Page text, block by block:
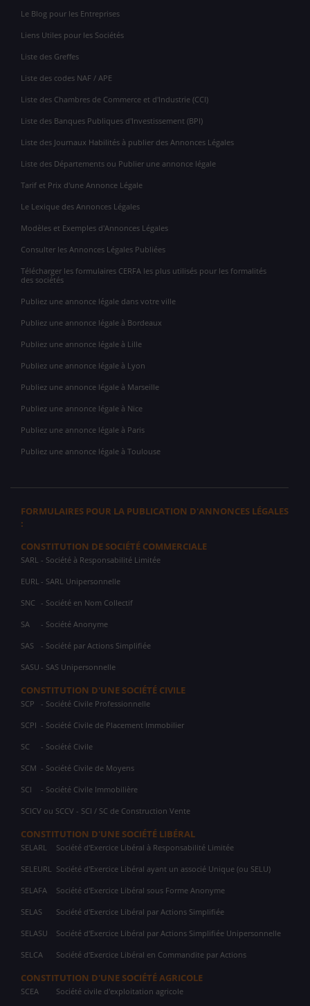
Le Blog pour les Entreprises
Liens Utiles pour les Sociétés
Liste des Greffes
Liste des codes NAF / APE
Liste des Chambres de Commerce et d'Industrie (CCI)
Liste des Banques Publiques d'Investissement (BPI)
Liste des Journaux Habilités à publier des Annonces Légales
Liste des Départements ou Publier une annonce légale
Tarif et Prix d'une Annonce Légale
Le Lexique des Annonces Légales
Modèles et Exemples d'Annonces Légales
Consulter les Annonces Légales Publiées
Télécharger les formulaires CERFA les plus utilisés pour les formalités
des sociétés
Publiez une annonce légale dans votre ville
Publiez une annonce légale à Bordeaux
Publiez une annonce légale à Lille
Publiez une annonce légale à Lyon
Publiez une annonce légale à Marseille
Publiez une annonce légale à Nice
Publiez une annonce légale à Paris
Publiez une annonce légale à Toulouse
FORMULAIRES POUR LA PUBLICATION D'ANNONCES LÉGALES
:
CONSTITUTION DE SOCIÉTÉ COMMERCIALE
SARL - Société à Responsabilité Limitée
EURL - SARL Unipersonnelle
SNC - Société en Nom Collectif
SA - Société Anonyme
SAS - Société par Actions Simplifiée
SASU - SAS Unipersonnelle
CONSTITUTION D'UNE SOCIÉTÉ CIVILE
SCP - Société Civile Professionnelle
SCPI - Société Civile de Placement Immobilier
SC - Société Civile
SCM - Société Civile de Moyens
SCI - Société Civile Immobilière
SCICV ou SCCV - SCI / SC de Construction Vente
CONSTITUTION D'UNE SOCIÉTÉ LIBÉRAL
SELARL Société d'Exercice Libéral à Responsabilité Limitée
SELEURL Société d'Exercice Libéral ayant un associé Unique (ou SELU)
SELAFA Société d'Exercice Libéral sous Forme Anonyme
SELAS Société d'Exercice Libéral par Actions Simplifiée
SELASU Société d'Exercice Libéral par Actions Simplifiée Unipersonnelle
SELCA Société d'Exercice Libéral en Commandite par Actions
CONSTITUTION D'UNE SOCIÉTÉ AGRICOLE
SCEA Société civile d'exploitation agricole